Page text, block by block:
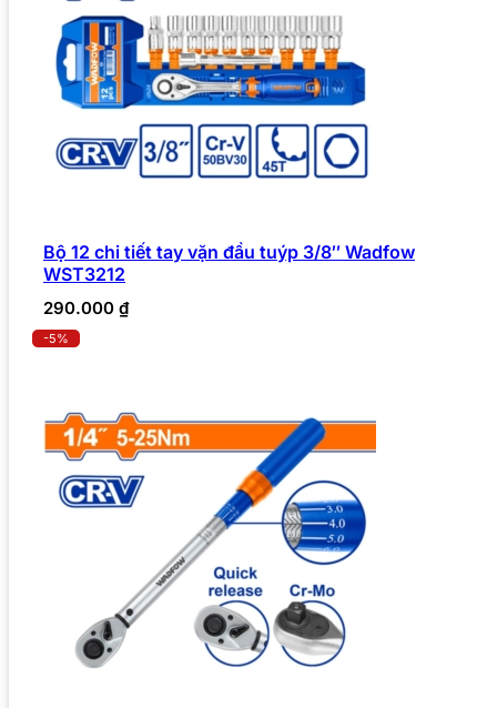
Bộ 12 chi tiết tay vặn đầu tuýp 3/8″ Wadfow
WST3212
290.000 ₫
-5%